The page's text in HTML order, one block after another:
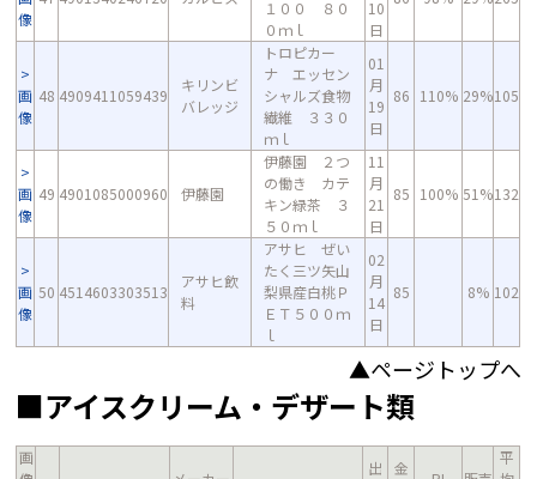
像
１００ ８０
０ｍｌ
10
日
画
像
48 4909411059439
キリンビ
バレッジ
トロピカー
ナ エッセン
シャルズ食物
繊維 ３３０
ｍｌ
01
月
19
日
86 110% 29%105
画
像
49 4901085000960 伊藤園
伊藤園 ２つ
の働き カテ
キン緑茶 ３
５０ｍｌ
11
月
21
日
85 100% 51%132
画
像
50 4514603303513
アサヒ飲
料
アサヒ ぜい
たく三ツ矢山
梨県産白桃Ｐ
ＥＴ５００ｍ
ｌ
02
月
14
日
85 8% 102
▲ページトップへ
■アイスクリーム・デザート類
画
出 金
平